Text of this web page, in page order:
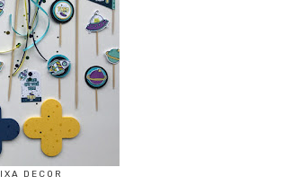
DECOR